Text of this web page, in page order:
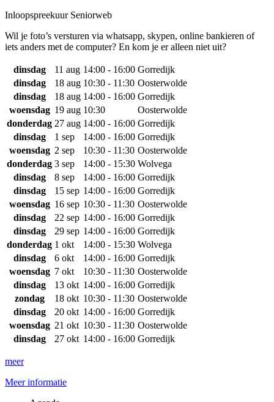
Inloopspreekuur Seniorweb
Wil je foto’s versturen via whatsapp, skypen, online bankieren of
iets anders met de computer? En kom je er alleen niet uit?
dinsdag 11 aug 14:00 - 16:00 Gorredijk
dinsdag
18 aug 10:30 - 11:30 Oosterwolde
dinsdag
18 aug 14:00 - 16:00 Gorredijk
woensdag 19 aug 10:30
Oosterwolde
donderdag 27 aug 14:00 - 16:00 Gorredijk
dinsdag
1 sep 14:00 - 16:00 Gorredijk
woensdag 2 sep 10:30 - 11:30 Oosterwolde
donderdag 3 sep 14:00 - 15:30 Wolvega
dinsdag
8 sep 14:00 - 16:00 Gorredijk
dinsdag
15 sep 14:00 - 16:00 Gorredijk
woensdag 16 sep 10:30 - 11:30 Oosterwolde
dinsdag
22 sep 14:00 - 16:00 Gorredijk
dinsdag
29 sep 14:00 - 16:00 Gorredijk
donderdag 1 okt 14:00 - 15:30 Wolvega
dinsdag
6 okt 14:00 - 16:00 Gorredijk
woensdag 7 okt 10:30 - 11:30 Oosterwolde
dinsdag
13 okt 14:00 - 16:00 Gorredijk
zondag
18 okt 10:30 - 11:30 Oosterwolde
dinsdag
20 okt 14:00 - 16:00 Gorredijk
woensdag 21 okt 10:30 - 11:30 Oosterwolde
dinsdag
27 okt 14:00 - 16:00 Gorredijk
meer
Meer informatie